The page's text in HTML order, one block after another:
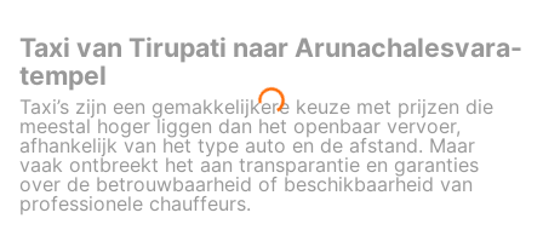
Taxi van Tirupati naar Arunachalesvara-
tempel
Taxi’s zijn een gemakkelijkere keuze met prijzen die
meestal hoger liggen dan het openbaar vervoer,
afhankelijk van het type auto en de afstand. Maar
vaak ontbreekt het aan transparantie en garanties
over de betrouwbaarheid of beschikbaarheid van
professionele chauffeurs.